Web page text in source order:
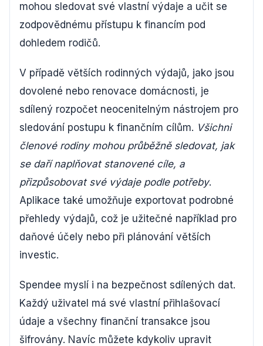
mohou sledovat své vlastní výdaje a učit se
zodpovědnému přístupu k financím pod
dohledem rodičů.
V případě větších rodinných výdajů, jako jsou
dovolené nebo renovace domácnosti, je
sdílený rozpočet neocenitelným nástrojem pro
sledování postupu k finančním cílům. Všichni
členové rodiny mohou průběžně sledovat, jak
se daří naplňovat stanovené cíle, a
přizpůsobovat své výdaje podle potřeby.
Aplikace také umožňuje exportovat podrobné
přehledy výdajů, což je užitečné například pro
daňové účely nebo při plánování větších
investic.
Spendee myslí i na bezpečnost sdílených dat.
Každý uživatel má své vlastní přihlašovací
údaje a všechny finanční transakce jsou
šifrovány. Navíc můžete kdykoliv upravit